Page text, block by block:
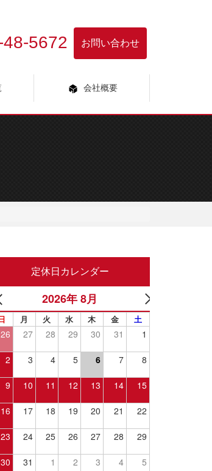
5672 お問い合わせ
会社概要
定休日カレンダー
2026年 8月
月 火 水 木 金 土
26 27 28 29 30 31 1
2 3 4 5 6 7 8
9 10 11 12 13 14 15
16 17 18 19 20 21 22
23 24 25 26 27 28 29
30 31 1 2 3 4 5